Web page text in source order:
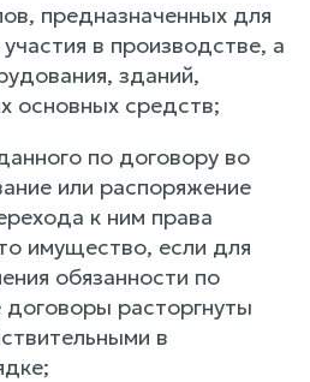
предназначенных для
в производстве, а
зданий,
основных средств;
по договору во
или распоряжение
к ним права
имущество, если для
обязанности по
договоры расторгнуты
в